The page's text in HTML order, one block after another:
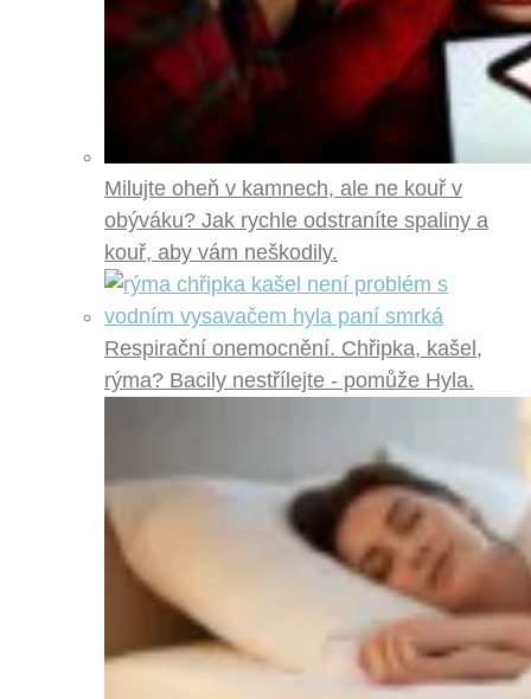
Milujte oheň v kamnech, ale ne kouř v
obýváku? Jak rychle odstraníte spaliny a
kouř, aby vám neškodily.
Respirační onemocnění. Chřipka, kašel,
rýma? Bacily nestřílejte - pomůže Hyla.